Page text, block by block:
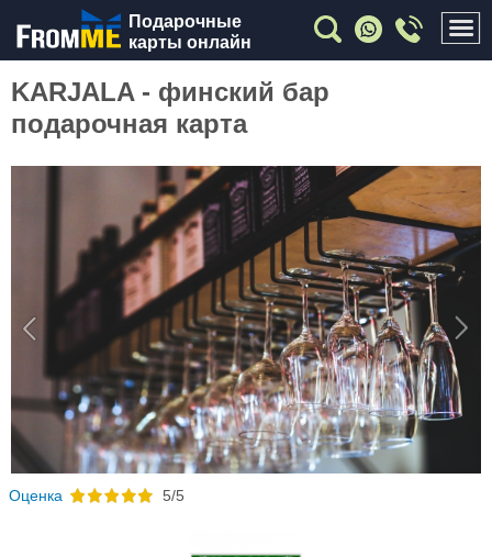
Подарочные
карты онлайн
KARJALA - финский бар
подарочная карта
Previous
Oценка 5/5